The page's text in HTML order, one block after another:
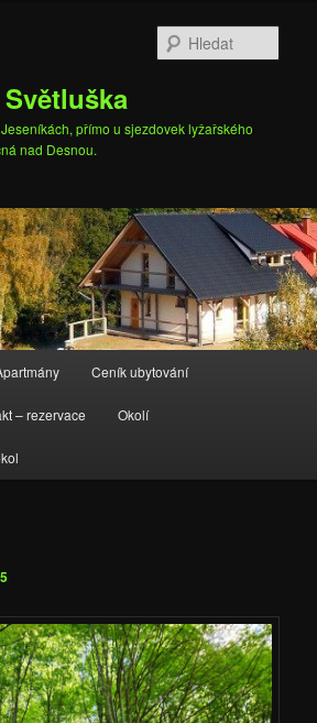
přímo u sjezdovek lyžařského
nad Desnou.
Ceník ubytování
– rezervace Okolí